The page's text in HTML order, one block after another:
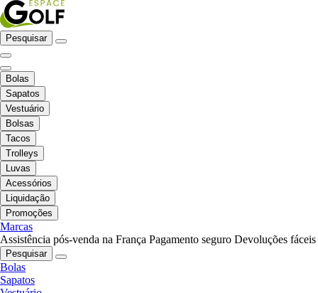
Pesquisar
Bolas
Sapatos
Vestuário
Bolsas
Tacos
Trolleys
Luvas
Acessórios
Liquidação
Promoções
Marcas
Assistência pós-venda na França Pagamento seguro Devoluções fáceis
Pesquisar
Bolas
Sapatos